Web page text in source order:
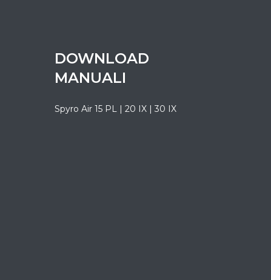
DOWNLOAD
MANUALI
Spyro Air 15 PL | 20 IX | 30 IX